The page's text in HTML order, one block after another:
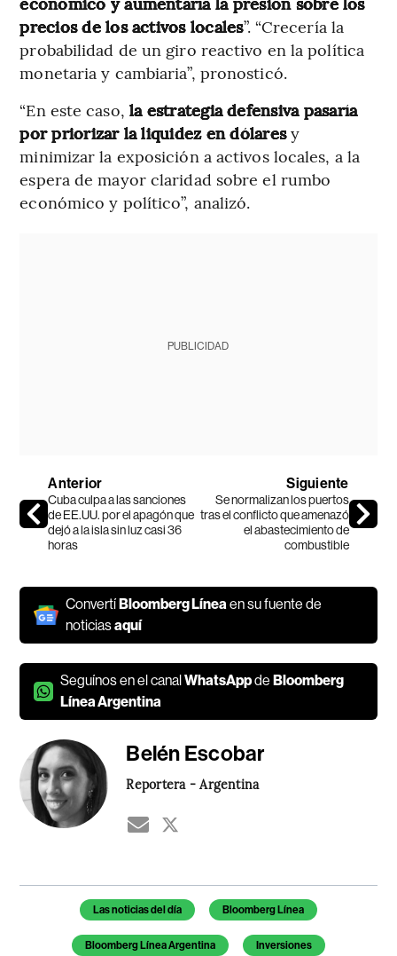
precios de los activos locales”. “Crecería la
probabilidad de un giro reactivo en la política
monetaria y cambiaria”, pronosticó.
“En este caso, la estrategia defensiva pasaría
por priorizar la liquidez en dólaresy
minimizar la exposición a activos locales, a la
espera de mayor claridad sobre el rumbo
económico y político”, analizó.
PUBLICIDAD
Anterior
Cuba culpa a las sanciones
de EE.UU. por el apagón que
dejó a la isla sin luz casi 36
horas
Siguiente
Se normalizan los puertos
tras el conflicto que amenazó
el abastecimiento de
combustible
ConvertíBloomberg Líneaen su fuente de
noticiasaquí
Seguínos en el canalWhatsAppdeBloomberg
Línea Argentina
Belén Escobar
Reportera - Argentina
Temas de este artículo
Las noticias del día Bloomberg Línea
Bloomberg Línea Argentina Inversiones